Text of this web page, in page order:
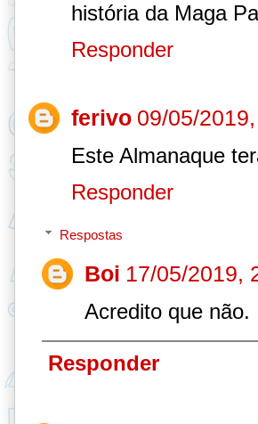
história da Maga
Responder
ferivo 09/05/
Este Almanaque
Responder
Respostas
Boi 17/05/2019,
Acredito que não.
Responder